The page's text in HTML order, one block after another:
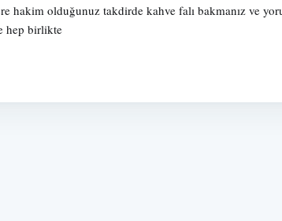
olduğunuz takdirde kahve falı bakmanız ve
hep birlikte